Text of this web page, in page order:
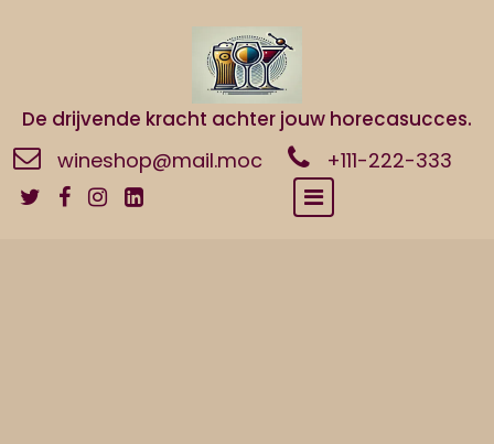
De drijvende kracht achter jouw horecasucces.
wineshop@mail.moc +111-222-333